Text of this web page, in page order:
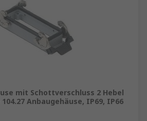
mit Schottverschluss 2 Hebel
Anbaugehäuse, IP69, IP66